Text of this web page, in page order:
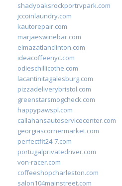
shadyoaksrockportrvpark.com
jccoinlaundry.com
kautorepair.com
marjaeswinebar.com
elmazatlanclinton.com
ideacoffeenyc.com
odieschillicothe.com
lacantinitagalesburg.com
pizzadeliverybristol.com
greenstarsmogcheck.com
happypawspl.com
callahansautoservicecenter.com
georgiascornermarket.com
perfectfit24-7.com
portugalprivatedriver.com
von-racer.com
coffeeshopcharleston.com
salon104mainstreet.com